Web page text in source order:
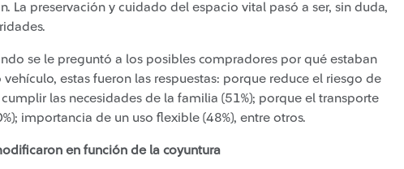
La preservación y cuidado del espacio vital pasó a ser, sin duda,
se le preguntó a los posibles compradores por qué estaban
estas fueron las respuestas: porque reduce el riesgo de
las necesidades de la familia (51%); porque el transporte
importancia de un uso flexible (48%), entre otros.
en función de la coyuntura